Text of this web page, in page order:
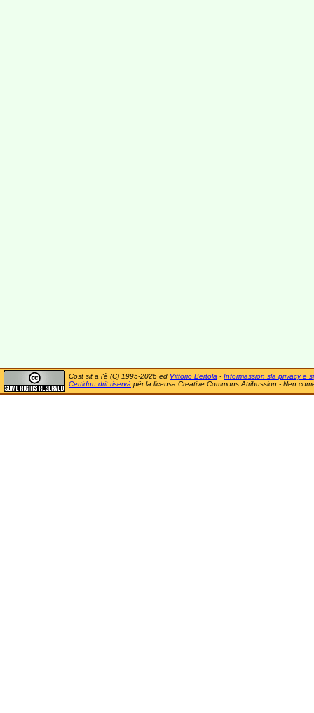
Cost sit a l'è (C) 1995-2026 ëd Vittorio Bertola - Informassion sla privacy e
Certidun drit riservà për la licensa Creative Commons Atribussion - Nen